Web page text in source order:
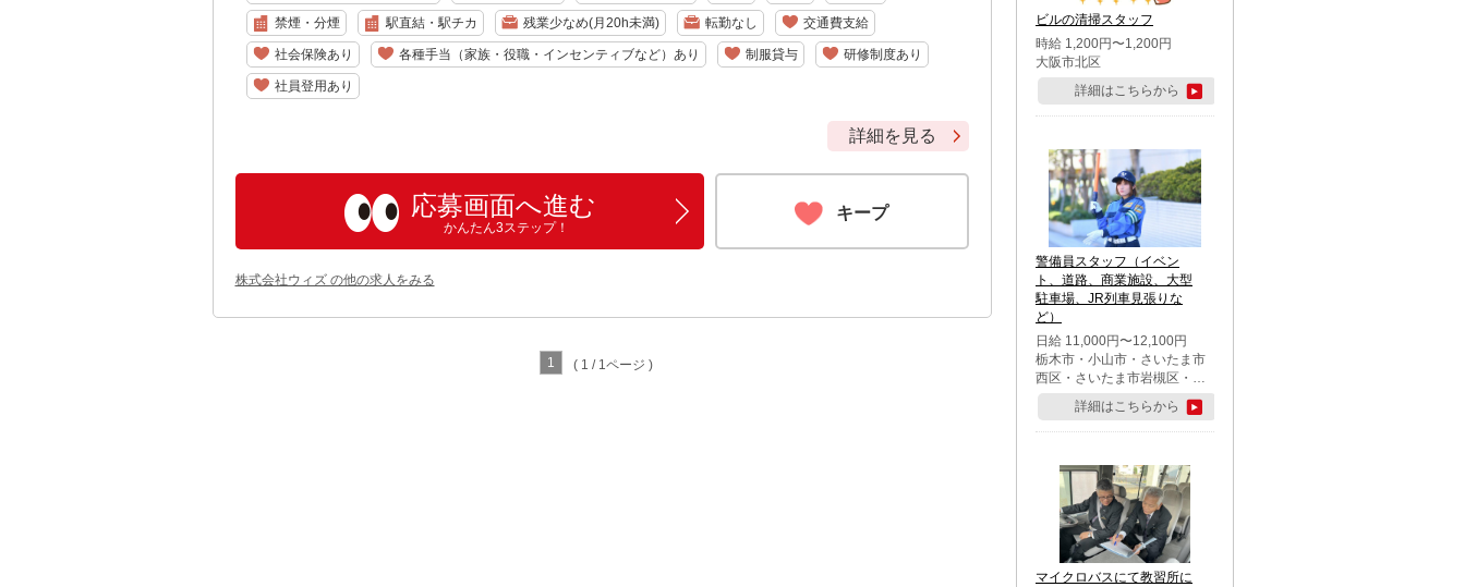
禁煙・分煙 駅直結・駅チカ 残業少なめ(月20h未満) 転勤なし 交通費支給
社会保険あり 各種手当（家族・役職・インセンティブなど）あり 制服貸与 研修制度あり
社員登用あり
詳細を見る
応募画面へ進む
かんたん3ステップ！
キープ
株式会社ウィズ の他の求人をみる
1 ( 1 / 1ページ )
ビルの清掃スタッフ
時給 1,200円〜1,200円
大阪市北区
詳細はこちらから
警備員スタッフ（イベン
ト、道路、商業施設、大型
駐車場、JR列車見張りな
ど）
日給 11,000円〜12,100円
栃木市・小山市・さいたま市
西区・さいたま市岩槻区・久
喜市・蓮田市
詳細はこちらから
マイクロバスにて教習所に